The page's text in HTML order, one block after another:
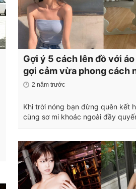
Gợi ý 5 cách lên đồ với
gợi cảm vừa phong cách
2 năm trước
Khi trời nóng bạn đừng quên kết
cùng sơ mi khoác ngoài đầy